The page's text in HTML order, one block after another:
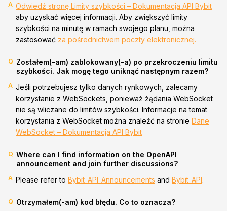
A Odwiedź stronę Limity szybkości – Dokumentacja API Bybit
aby uzyskać więcej informacji. Aby zwiększyć limity
szybkości na minutę w ramach swojego planu, można
zastosować za pośrednictwem poczty elektronicznej.
Q Zostałem(-am) zablokowany(-a) po przekroczeniu limitu
szybkości. Jak mogę tego uniknąć następnym razem?
A Jeśli potrzebujesz tylko danych rynkowych, zalecamy
korzystanie z WebSockets, ponieważ żądania WebSocket
nie są wliczane do limitów szybkości. Informacje na temat
korzystania z WebSocket można znaleźć na stronie Dane
WebSocket – Dokumentacja API Bybit
Q Where can I find information on the OpenAPI
announcement and join further discussions?
A Please refer to Bybit_API_Announcements and Bybit_API.
Q Otrzymałem(-am) kod błędu. Co to oznacza?